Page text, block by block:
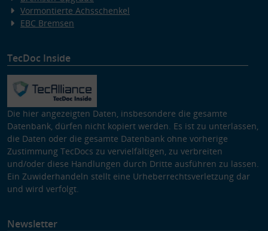
Vormontierte Achsschenkel
EBC Bremsen
TecDoc Inside
Die hier angezeigten Daten, insbesondere die gesamte
Datenbank, dürfen nicht kopiert werden. Es ist zu unterlassen,
die Daten oder die gesamte Datenbank ohne vorherige
Zustimmung TecDocs zu vervielfältigen, zu verbreiten
und/oder diese Handlungen durch Dritte ausführen zu lassen.
Ein Zuwiderhandeln stellt eine Urheberrechtsverletzung dar
und wird verfolgt.
Newsletter